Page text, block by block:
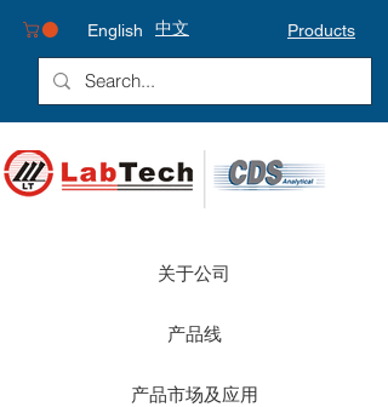
Products
English 中文
关于公司
产品线
产品市场及应用